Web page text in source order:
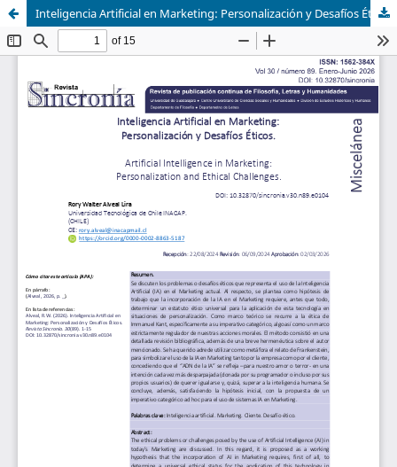
Inteligencia Artificial en Marketing: Personalización y Desafíos Éticos